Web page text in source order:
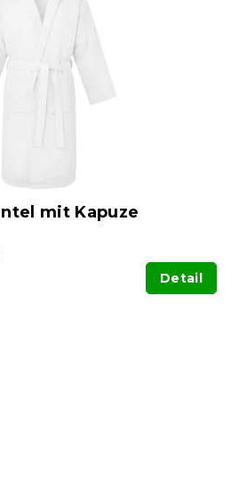
mit Kapuze
Detail